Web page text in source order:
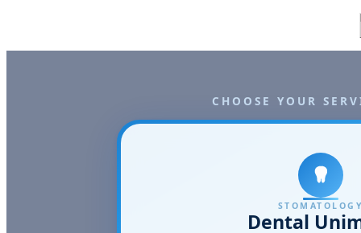
CHOOSE YOUR
Dental